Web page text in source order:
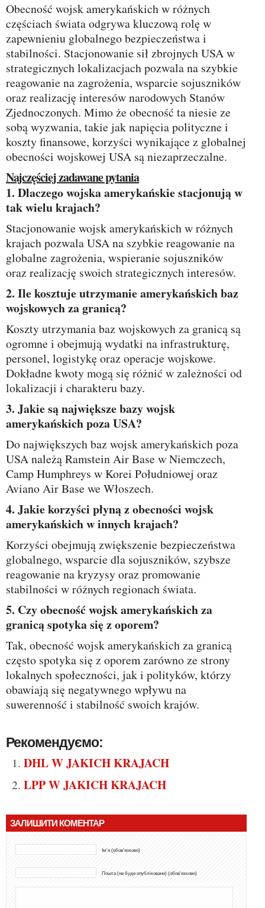
Obecność wojsk amerykańskich w różnych
częściach świata odgrywa kluczową rolę w
zapewnieniu globalnego bezpieczeństwa i
stabilności. Stacjonowanie sił zbrojnych USA w
strategicznych lokalizacjach pozwala na szybkie
reagowanie na zagrożenia, wsparcie sojuszników
oraz realizację interesów narodowych Stanów
Zjednoczonych. Mimo że obecność ta niesie ze
sobą wyzwania, takie jak napięcia polityczne i
koszty finansowe, korzyści wynikające z globalnej
obecności wojskowej USA są niezaprzeczalne.
Najczęściej zadawane pytania
1. Dlaczego wojska amerykańskie stacjonują w
tak wielu krajach?
Stacjonowanie wojsk amerykańskich w różnych
krajach pozwala USA na szybkie reagowanie na
globalne zagrożenia, wspieranie sojuszników
oraz realizację swoich strategicznych interesów.
2. Ile kosztuje utrzymanie amerykańskich baz
wojskowych za granicą?
Koszty utrzymania baz wojskowych za granicą są
ogromne i obejmują wydatki na infrastrukturę,
personel, logistykę oraz operacje wojskowe.
Dokładne kwoty mogą się różnić w zależności od
lokalizacji i charakteru bazy.
3. Jakie są największe bazy wojsk
amerykańskich poza USA?
Do największych baz wojsk amerykańskich poza
USA należą Ramstein Air Base w Niemczech,
Camp Humphreys w Korei Południowej oraz
Aviano Air Base we Włoszech.
4. Jakie korzyści płyną z obecności wojsk
amerykańskich w innych krajach?
Korzyści obejmują zwiększenie bezpieczeństwa
globalnego, wsparcie dla sojuszników, szybsze
reagowanie na kryzysy oraz promowanie
stabilności w różnych regionach świata.
5. Czy obecność wojsk amerykańskich za
granicą spotyka się z oporem?
Tak, obecność wojsk amerykańskich za granicą
często spotyka się z oporem zarówno ze strony
lokalnych społeczności, jak i polityków, którzy
obawiają się negatywnego wpływu na
suwerenność i stabilność swoich krajów.
Рекомендуємо:
DHL W JAKICH KRAJACH
LPP W JAKICH KRAJACH
ЗАЛИШИТИ КОМЕНТАР
Ім'я (обов'язково)
Пошта (не буде опубліковано) (обов'язково)